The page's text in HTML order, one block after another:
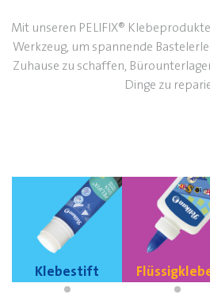
Mit unseren PELIFIX®
Werkzeug, um spannende
Zuhause zu schaffen,
Dinge zu
Klebestift